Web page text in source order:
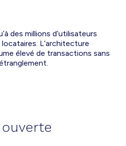
des millions d’utilisateurs
L’architecture
élevé de transactions sans